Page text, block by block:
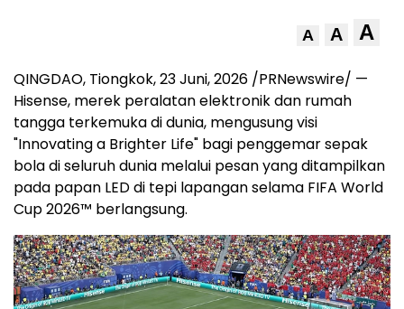
A A A
QINGDAO, Tiongkok,23 Juni, 2026 /PRNewswire/ —
Hisense, merek peralatan elektronik dan rumah
tangga terkemuka di dunia, mengusung visi
"Innovating a Brighter Life" bagi penggemar sepak
bola di seluruh dunia melalui pesan yang ditampilkan
pada papan LED di tepi lapangan selama FIFA World
Cup 2026™ berlangsung.